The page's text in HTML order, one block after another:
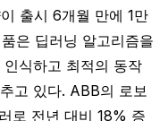
출시 6개월 만에 1만
은 딥러닝 알고리즘을
식하고 최적의 동작
고 있다. ABB의 로보
로 전년 대비 18% 증